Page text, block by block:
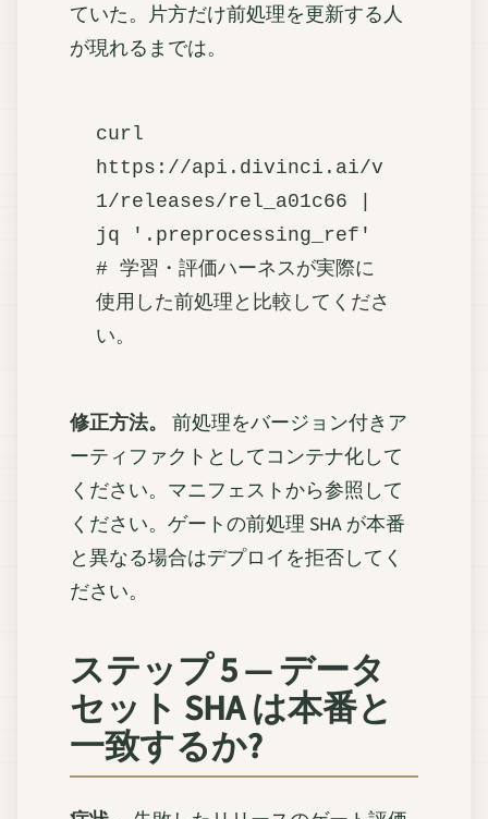
ていた。片方だけ前処理を更新する人
が現れるまでは。
curl
https://api.divinci.ai/v
1/releases/rel_a01c66 |
jq '.preprocessing_ref'
# 学習・評価ハーネスが実際に
使用した前処理と比較してくださ
修正方法。 前処理をバージョン付きア
ーティファクトとしてコンテナ化して
ください。マニフェストから参照して
ください。ゲートの前処理 SHA が本番
と異なる場合はデプロイを拒否してく
ださい。
ステップ 5 — データ
セット SHA は本番と
一致するか?